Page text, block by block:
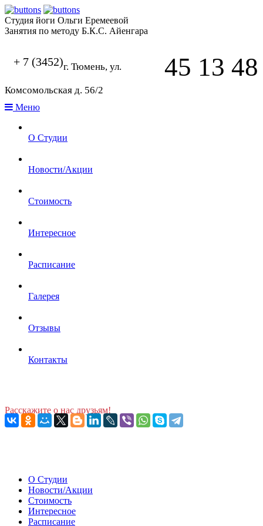
Студия йоги Ольги Еремеевой
Занятия по методу Б.К.С. Айенгара
+ 7 (3452) 45 13 48
г. Тюмень, ул.
Комсомольская д. 56/2
Меню
О Студии
Новости/Акции
Стоимость
Интересное
Расписание
Галерея
Отзывы
Контакты
Расскажите о нас друзьям!
О Студии
Новости/Акции
Стоимость
Интересное
Расписание